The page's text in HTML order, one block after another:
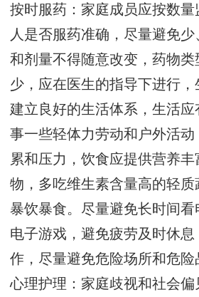
按时服药：家庭成员应按数
人是否服药准确，尽量避免
和剂量不得随意改变，药物
少，应在医生的指导下进行
建立良好的生活体系，生活应
事一些轻体力劳动和户外活
累和压力，饮食应提供营养
物，多吃维生素含量高的轻
暴饮暴食。尽量避免长时间
电子游戏，避免疲劳及时休
作，尽量避免危险场所和危险
心理护理：家庭歧视和社会